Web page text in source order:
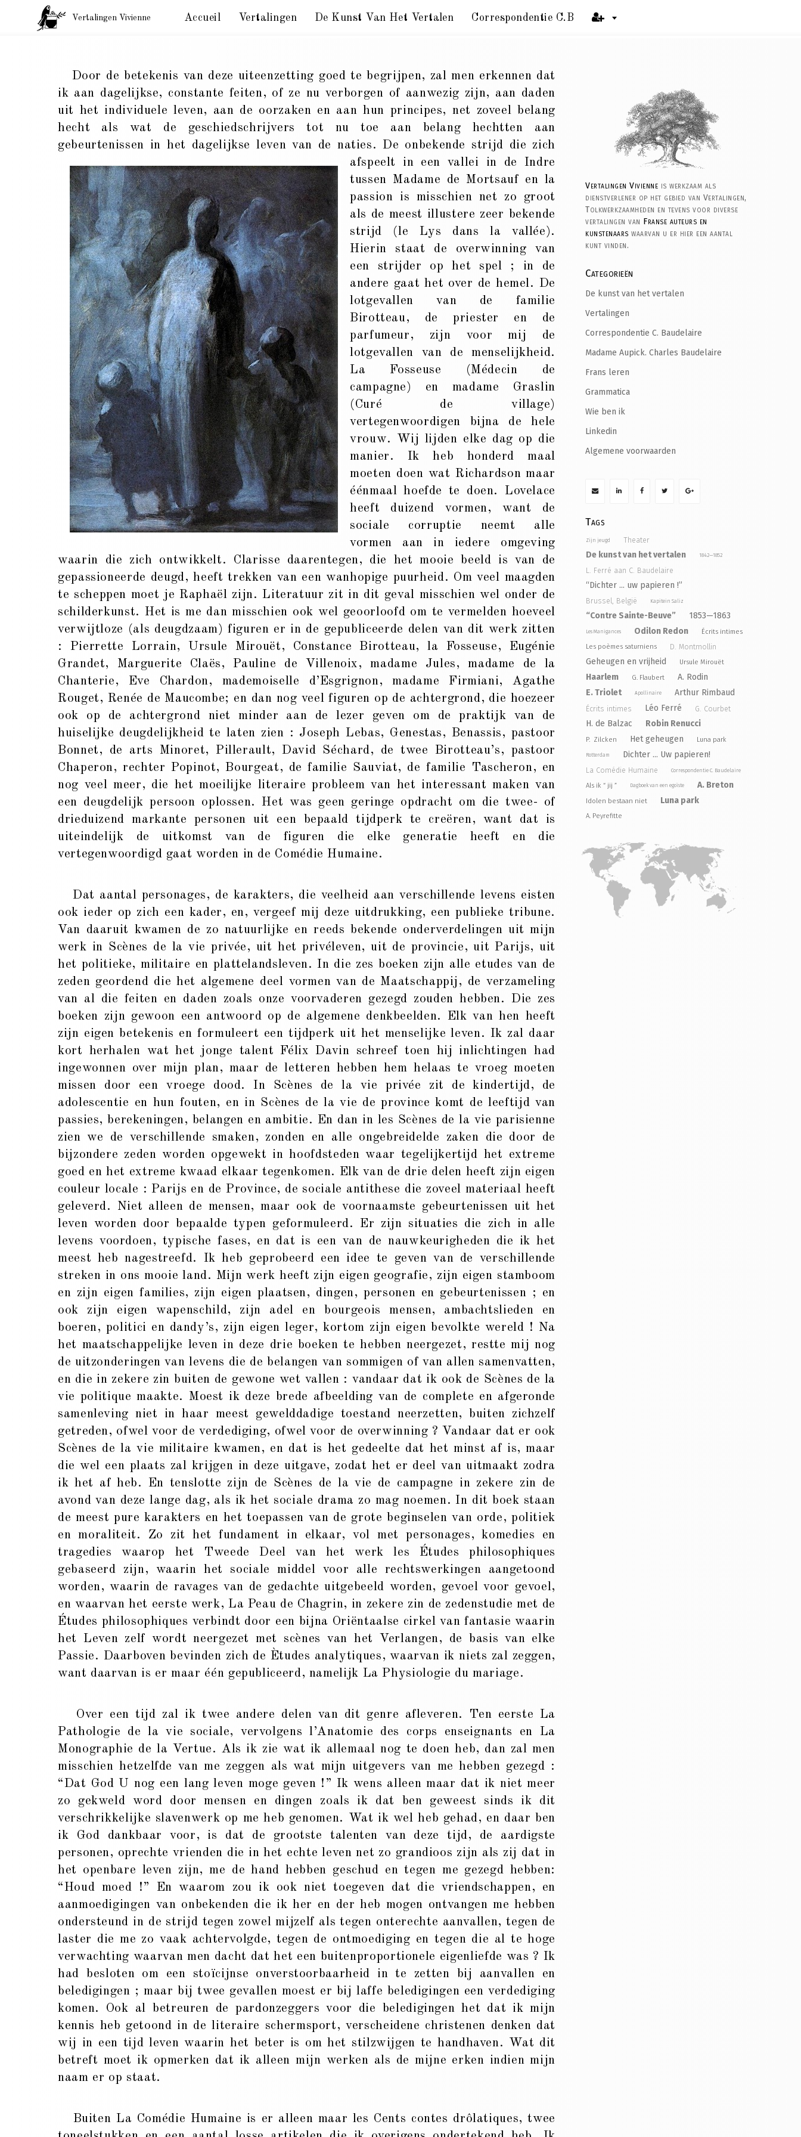
Vertalingen Vivienne Accueil Vertalingen De Kunst Van Het Vertalen Correspondentie C.B
Door de betekenis van deze uiteenzetting goed te begrijpen, zal men erkennen dat
ik aan dagelijkse, constante feiten, of ze nu verborgen of aanwezig zijn, aan daden
uit het individuele leven, aan de oorzaken en aan hun principes, net zoveel belang
hecht als wat de geschiedschrijvers tot nu toe aan belang hechtten aan
gebeurtenissen in het dagelijkse leven van de naties. De onbekende strijd die zich
afspeelt in een vallei in de Indre
tussen Madame de Mortsauf en la
passion is misschien net zo groot
als de meest illustere zeer bekende
strijd (le Lys dans la vallée).
Hierin staat de overwinning van
een strijder op het spel ; in de
andere gaat het over de hemel. De
lotgevallen van de familie
Birotteau, de priester en de
parfumeur, zijn voor mij de
lotgevallen van de menselijkheid.
La Fosseuse (Médecin de
campagne) en madame Graslin
(Curé de village)
vertegenwoordigen bijna de hele
vrouw. Wij lijden elke dag op die
manier. Ik heb honderd maal
moeten doen wat Richardson maar
éénmaal hoefde te doen. Lovelace
heeft duizend vormen, want de
sociale corruptie neemt alle
vormen aan in iedere omgeving
waarin die zich ontwikkelt. Clarisse daarentegen, die het mooie beeld is van de
gepassioneerde deugd, heeft trekken van een wanhopige puurheid. Om veel maagden
te scheppen moet je Raphaël zijn. Literatuur zit in dit geval misschien wel onder de
schilderkunst. Het is me dan misschien ook wel geoorloofd om te vermelden hoeveel
verwijtloze (als deugdzaam) figuren er in de gepubliceerde delen van dit werk zitten
: Pierrette Lorrain, Ursule Mirouët, Constance Birotteau, la Fosseuse, Eugénie
Grandet, Marguerite Claës, Pauline de Villenoix, madame Jules, madame de la
Chanterie, Eve Chardon, mademoiselle d’Esgrignon, madame Firmiani, Agathe
Rouget, Renée de Maucombe; en dan nog veel figuren op de achtergrond, die hoezeer
ook op de achtergrond niet minder aan de lezer geven om de praktijk van de
huiselijke deugdelijkheid te laten zien : Joseph Lebas, Genestas, Benassis, pastoor
Bonnet, de arts Minoret, Pillerault, David Séchard, de twee Birotteau’s, pastoor
Chaperon, rechter Popinot, Bourgeat, de familie Sauviat, de familie Tascheron, en
nog veel meer, die het moeilijke literaire probleem van het interessant maken van
een deugdelijk persoon oplossen. Het was geen geringe opdracht om die twee- of
drieduizend markante personen uit een bepaald tijdperk te creëren, want dat is
uiteindelijk de uitkomst van de figuren die elke generatie heeft en die
vertegenwoordigd gaat worden in de Comédie Humaine.
Dat aantal personages, de karakters, die veelheid aan verschillende levens eisten
ook ieder op zich een kader, en, vergeef mij deze uitdrukking, een publieke tribune.
Van daaruit kwamen de zo natuurlijke en reeds bekende onderverdelingen uit mijn
werk in Scènes de la vie privée, uit het privéleven, uit de provincie, uit Parijs, uit
het politieke, militaire en plattelandsleven. In die zes boeken zijn alle etudes van de
zeden geordend die het algemene deel vormen van de Maatschappij, de verzameling
van al die feiten en daden zoals onze voorvaderen gezegd zouden hebben. Die zes
boeken zijn gewoon een antwoord op de algemene denkbeelden. Elk van hen heeft
zijn eigen betekenis en formuleert een tijdperk uit het menselijke leven. Ik zal daar
kort herhalen wat het jonge talent Félix Davin schreef toen hij inlichtingen had
ingewonnen over mijn plan, maar de letteren hebben hem helaas te vroeg moeten
missen door een vroege doo­­­­­­­­­­­­­d. In Scènes de la vie privée zit de kindertijd, de
adolescentie en hun fouten, en in Scènes de la vie de province komt de leeftijd van
passies, berekeningen, belangen en ambitie. En dan in les Scènes de la vie parisienne
zien we de verschillende smaken, zonden en alle ongebreidelde zaken die door de
bijzondere zeden worden opgewekt in hoofdsteden waar tegelijkertijd het extreme
goed en het extreme kwaad elkaar tegenkomen. Elk van de drie delen heeft zijn eigen
couleur locale : Parijs en de Province, de sociale antithese die zoveel materiaal heeft
geleverd. Niet alleen de mensen, maar ook de voornaamste gebeurtenissen uit het
leven worden door bepaalde typen geformuleerd. Er zijn situaties die zich in alle
levens voordoen, typische fases, en dat is een van de nauwkeurigheden die ik het
meest heb nagestreefd. Ik heb geprobeerd een idee te geven van de verschillende
streken in ons mooie land. Mijn werk heeft zijn eigen geografie, zijn eigen stamboom
en zijn eigen families, zijn eigen plaatsen, dingen, personen en gebeurtenissen ; en
ook zijn eigen wapenschild, zijn adel en bourgeois mensen, ambachtslieden en
boeren, politici en dandy’s, zijn eigen leger, kortom zijn eigen bevolkte wereld ! Na
het maatschappelijke leven in deze drie boeken te hebben neergezet, restte mij nog
de uitzonderingen van levens die de belangen van sommigen of van allen ­­­­­­samenvatten,
en die in zekere zin buiten de gewone wet vallen : vandaar dat ik ook de Scènes de la
vie politique maakte. Moest ik deze brede afbeelding van de complete en afgeronde
samenleving niet in haar meest gewelddadige toestand neerzetten, buiten zichzelf
getreden, ofwel voor de verdediging, ofwel voor de overwinning ? Vandaar dat er ook
Scènes de la vie militaire kwamen, en dat is het gedeelte dat het minst af is, maar
die wel een plaats zal krijgen in deze uitgave, zodat het er deel van uitmaakt zodra
ik het af heb. En tenslotte zijn de Scènes de la vie de campagne in zekere zin de
avond van deze lange dag, als ik het sociale drama zo mag noemen. In dit boek staan
de meest pure karakters en het toepassen van de grote beginselen van orde, politiek
en moraliteit. Zo zit het fundament in elkaar, vol met personages, komedies en
tragedies waarop het Tweede Deel van het werk les Études philosophiques
gebaseerd zijn, waarin het sociale middel voor alle rechtswerkingen aangetoond
worden, waarin de ravages van de gedachte uitgebeeld worden, gevoel voor gevoel,
en waarvan het eerste werk, La Peau de Chagrin, in zekere zin de zedenstudie met de
Études philosophiques verbindt door een bijna Oriëntaalse cirkel van fantasie waarin
het Leven zelf wordt neergezet met scènes van het Verlangen, de basis van elke
Passie. Daarboven bevinden zich de Ètudes analytiques, waarvan ik niets zal zeggen,
want daarvan is er maar één gepubliceerd, namelijk La Physiologie du mariage.
Over een tijd zal ik twee andere delen van dit genre afleveren. Ten eerste La
Pathologie de la vie sociale, vervolgens l’Anatomie des corps enseignants en La
Monographie de la Vertue. Als ik zie wat ik allemaal nog te doen heb, dan zal men
misschien hetzelfde van me zeggen als wat mijn uitgevers van me hebben gezegd :
“Dat God U nog een lang leven moge geven !” Ik wens alleen maar dat ik niet meer
zo gekweld word door mensen en dingen zoals ik dat ben geweest sinds ik dit
verschrikkelijke slavenwerk op me heb genomen. Wat ik wel heb gehad, en daar ben
ik God dankbaar voor, is dat de grootste talenten van deze tijd, de aardigste
personen, oprechte vrienden die in het echte leven net zo grandioos zijn als zij dat in
het openbare leven zijn, me de hand hebben geschud en tegen me gezegd hebben:
“Houd moed !” En waarom zou ik ook niet toegeven dat die vriendschappen, en
aanmoedigingen van onbekenden die ik her en der heb mogen ontvangen me hebben
ondersteund in de strijd tegen zowel mijzelf als tegen onterechte aanvallen, tegen de
laster die me zo vaak achtervolgde, tegen de ontmoediging en tegen die al te hoge
verwachting waarvan men dacht dat het een buitenproportionele eigenliefde was ? Ik
had besloten om een stoïcijnse onverstoorbaarheid in te zetten bij aanvallen en
beledigingen ; maar bij twee gevallen moest er bij laffe beledigingen een verdediging
komen. Ook al betreuren de pardonzeggers voor die beledigingen het dat ik mijn
kennis heb getoond in de literaire schermsport, verscheidene christenen denken dat
wij in een tijd leven waarin het beter is om het stilzwijgen te handhaven. Wat dit
betreft moet ik opmerken dat ik alleen mijn werken als de mijne erken indien mijn
naam er op staat.
Buiten La Comédie Humaine is er alleen maar les Cents contes drôlatiques, twee
Vertalingen Vivienne is werkzaam als
dienstverlener op het gebied van Vertalingen,
Tolkwerkzaamheden en tevens voor diverse
vertalingen van Franse auteurs en
kunstenaars waarvan u er hier een aantal
kunt vinden.
Categorieën
De kunst van het vertalen
Vertalingen
Correspondentie C. Baudelaire
Madame Aupick. Charles Baudelaire
Frans leren
Grammatica
Wie ben ik
Linkedin
Algemene voorwaarden
Tags
Zijn jeugd Theater
De kunst van het vertalen 1842—1852
L. Ferré aan C. Baudelaire
“Dichter ... uw papieren !”
Brussel, België Kapitein Saliz
“Contre Sainte-Beuve” 1853—1863
Les Manigances Odilon Redon
Écrits intimes
Les poèmes saturniens
D. Montmollin
Geheugen en vrijheid Ursule Mirouët
Haarlem G. Flaubert
A. Rodin
E. Triolet
Apollinaire Arthur Rimbaud
Écrits intimes Léo Ferré G. Courbet
H. de Balzac Robin Renucci
P. Zilcken Het geheugen Luna park
Rotterdam Dichter ... Uw papieren!
La Comédie Humaine Correspondentie C. Baudelaire
Als ik “ jij ” Dagboek van een egoïste A. Breton
Idolen bestaan niet Luna park
A. Peyrefitte